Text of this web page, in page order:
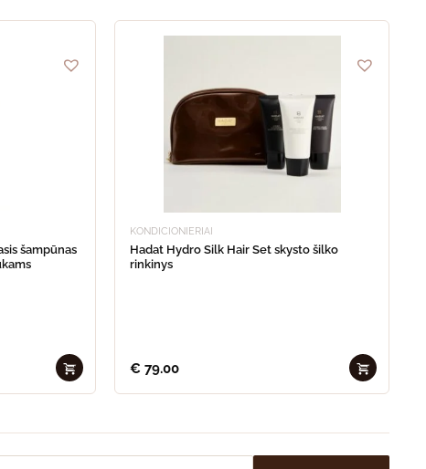
šampūnas
This
KONDICIONIERIAI
Hadat Hydro Silk Hair Set skysto šilko
rinkinys
€ 79.00